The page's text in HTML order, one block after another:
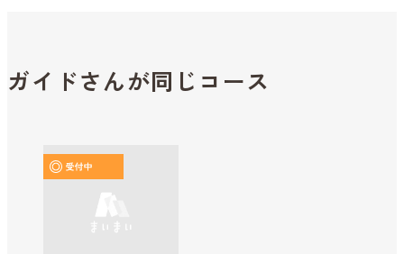
ガイドさんが同じコース